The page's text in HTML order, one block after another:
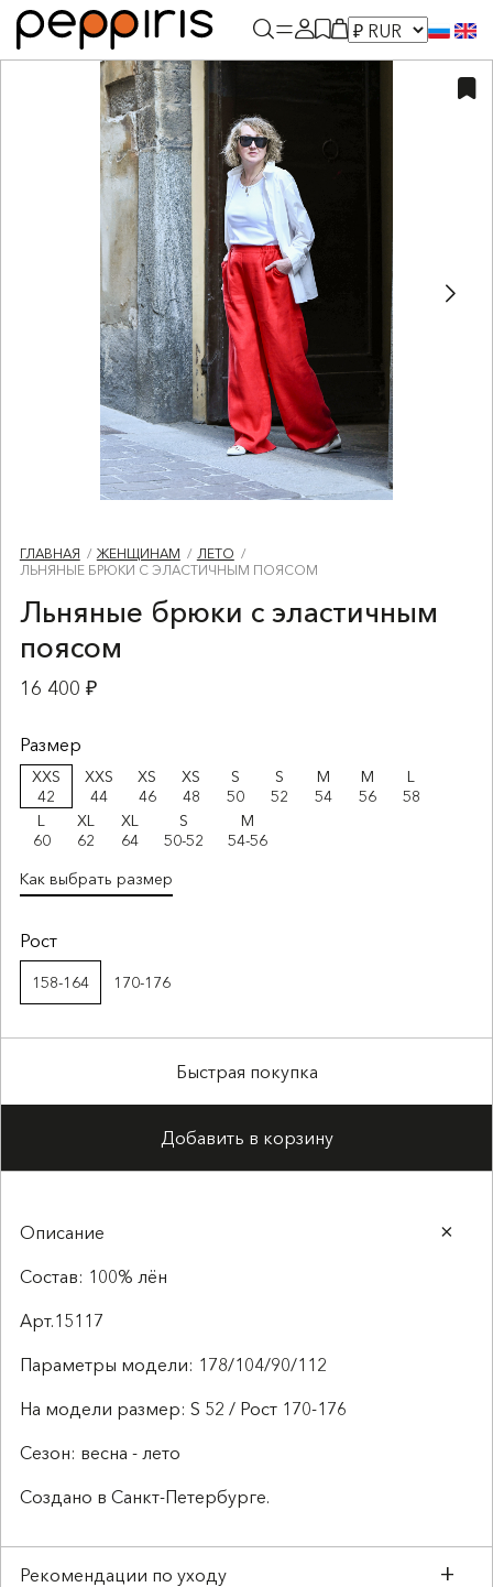
ГЛАВНАЯ ЖЕНЩИНАМ
ЛЕТО
ЛЬНЯНЫЕ БРЮКИ С ЭЛАСТИЧНЫМ ПОЯСОМ
Льняные брюки с эластичным
поясом
16 400 ₽
Размер
XXS
42
XXS
44
XS
46
XS
48
S
50
S
52
M
54
M
56
L
58
L
60
XL
62
XL
64
S
50-52
M
54-56
Как выбрать размер
Рост
158-164 170-176
Быстрая покупка
Добавить в корзину
Описание
Состав: 100% лён
Арт.15117
Параметры модели: 178/104/90/112
На модели размер: S 52 / Рост 170-176
Сезон: весна - лето
Создано в Санкт-Петербурге.
Рекомендации по уходу